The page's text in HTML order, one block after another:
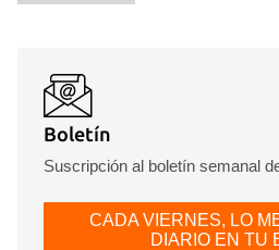
Guardar como favorito
Para poder guardar como
iniciar sesión con tu cuenta de
INICIAR SESIÓN
Boletín
Suscripción al boletín semanal de
CADA VIERNES, LO
DIARIO EN TU